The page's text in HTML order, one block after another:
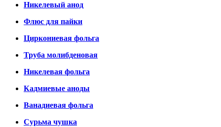
Никелевый анод
Флюс для пайки
Циркониевая фольга
Труба молибденовая
Никелевая фольга
Кадмиевые аноды
Ванадиевая фольга
Сурьма чушка